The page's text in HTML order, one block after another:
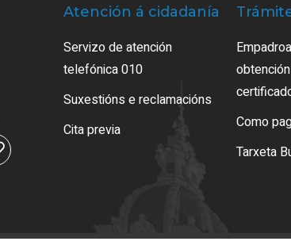
Atención á cidadanía
Servizo de atención
telefónica 010
Suxestións e reclamacións
Cita previa
Como
Tarxeta